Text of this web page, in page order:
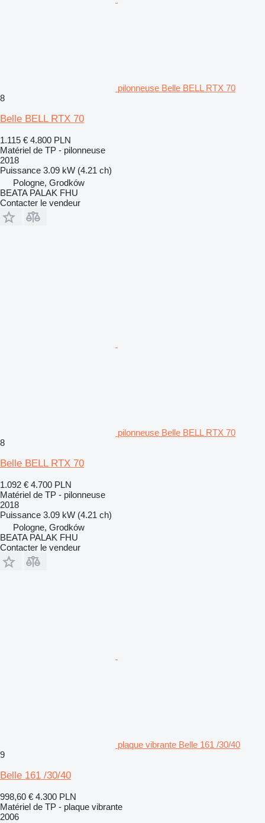
pilonneuse Belle BELL RTX 70
8
Belle BELL RTX 70
1.115 € 4.800 PLN
Matériel de TP - pilonneuse
2018
Puissance 3.09 kW (4.21 ch)
Pologne, Grodków
BEATA PALAK FHU
Contacter le vendeur
pilonneuse Belle BELL RTX 70
8
Belle BELL RTX 70
1.092 € 4.700 PLN
Matériel de TP - pilonneuse
2018
Puissance 3.09 kW (4.21 ch)
Pologne, Grodków
BEATA PALAK FHU
Contacter le vendeur
plaque vibrante Belle 161 /30/40
9
Belle 161 /30/40
998,60 € 4.300 PLN
Matériel de TP - plaque vibrante
2006